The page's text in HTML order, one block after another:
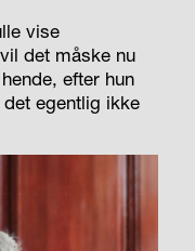
vise
det måske nu
efter hun
egentlig ikke